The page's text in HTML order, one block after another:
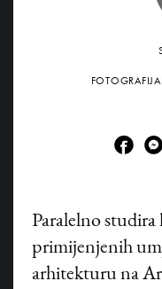
Paralelno
primijenjenih
arhitekturu na